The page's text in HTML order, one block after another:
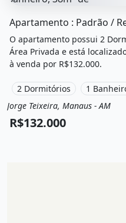
Apartamento : Padrão /
O apartamento possui 2
Área Privada e está
à venda por R$132.000.
2 Dormitórios 1
Venda
Apartamento
Jorge Teixeira, Manaus - AM
R$132.000